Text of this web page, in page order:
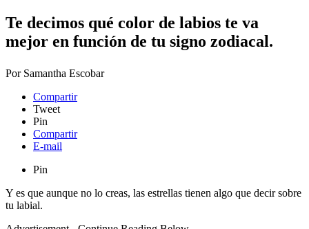
Te decimos qué color de labios te va
mejor en función de tu signo zodiacal.
Por Samantha Escobar
Compartir
Tweet
Pin
Compartir
E-mail
Pin
Y es que aunque no lo creas, las estrellas tienen algo que decir sobre
tu labial.